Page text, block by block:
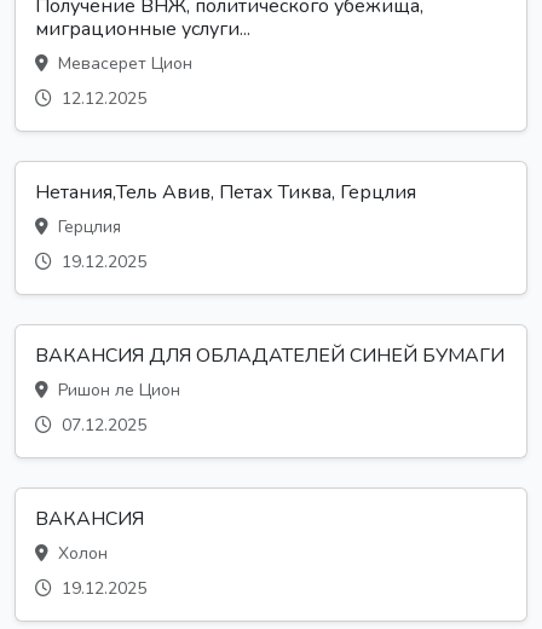
Получение ВНЖ, политического убежища,
миграционные услуги...
Мевасерет Цион
12.12.2025
Нетания,Тель Авив, Петах Тиква, Герцлия
Герцлия
19.12.2025
ВАКАНСИЯ ДЛЯ ОБЛАДАТЕЛЕЙ СИНЕЙ БУМАГИ
Ришон ле Цион
07.12.2025
ВАКАНСИЯ
Холон
19.12.2025